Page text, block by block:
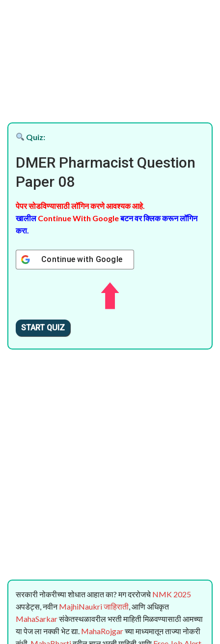
Quiz:
DMER Pharmacist Question
Paper 08
पेपर सोडविण्यासाठी लॉगिन करणे आवश्यक आहे.
खालीलContinue With Googleबटन वर क्लिक करून लॉगिन
करा.
Continue with Google
सरकारी नोकरीच्या शोधात आहात का? मग दररोजचे NMK 2025
अपडेट्स, नवीनMajhiNaukri जाहिराती , आणि अधिकृत
MahaSarkarसंकेतस्थळावरील भरती माहिती मिळवण्यासाठी आमच्या
या पेज ला नक्की भेट द्या. MahaRojgarच्या माध्यमातून ताज्या नोकरी